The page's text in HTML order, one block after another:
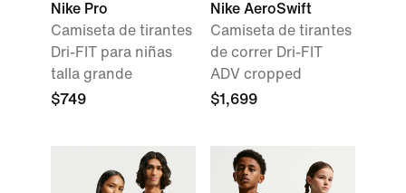
Nike Pro
Camiseta de tirantes
Dri-FIT para niñas
talla grande
$749
Nike AeroSwift
Camiseta de tirantes
de correr Dri-FIT
ADV cropped
$1,699